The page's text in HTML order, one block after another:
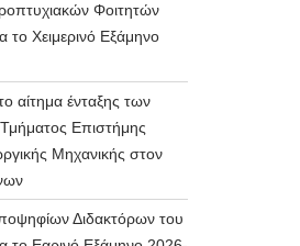
Φοιτητών
το Χειμερινό Εξάμηνο
αίτημα ένταξης των
Επιστήμης
Μηχανικής στον
Διδακτόρων του